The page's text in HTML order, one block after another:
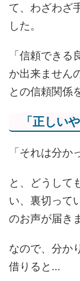
て、わざわざ
した。
「信頼でき
か出来ません
との信頼関係
「正しい
「それは分
と、どうして
い、裏切って
のお声が届き
なので、分か
借りると…